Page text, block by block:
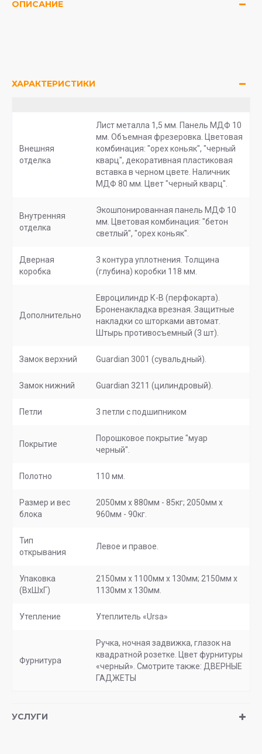
ОПИСАНИЕ
ХАРАКТЕРИСТИКИ
Внешняя
отделка
Лист металла 1,5 мм. Панель МДФ 10
мм. Объемная фрезеровка. Цветовая
комбинация: "орех коньяк", "черный
кварц", декоративная пластиковая
вставка в черном цвете. Наличник
МДФ 80 мм. Цвет "черный кварц".
Внутренняя
отделка
Экошпонированная панель МДФ 10
мм. Цветовая комбинация: "бетон
светлый", "орех коньяк".
Дверная
коробка
3 контура уплотнения. Толщина
(глубина) коробки 118 мм.
Дополнительно
Евроцилиндр К-В (перфокарта).
Броненакладка врезная. Защитные
накладки со шторками автомат.
Штырь противосъемный (3 шт).
Замок верхний Guardian 3001 (сувальдный).
Замок нижний Guardian 3211 (цилиндровый).
Петли 3 петли с подшипником
Покрытие
Порошковое покрытие "муар
черный".
Полотно 110 мм.
Размер и вес
блока
2050мм х 880мм - 85кг; 2050мм х
960мм - 90кг.
Тип
открывания
Левое и правое.
Упаковка
(ВхШхГ)
2150мм х 1100мм х 130мм; 2150мм х
1130мм х 130мм.
Утепление Утеплитель «Ursa»
Фурнитура
Ручка, ночная задвижка, глазок на
квадратной розетке. Цвет фурнитуры
«черный». Смотрите также: ДВЕРНЫЕ
ГАДЖЕТЫ
УСЛУГИ